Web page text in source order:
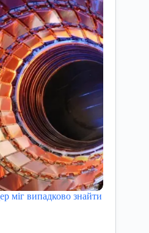
міг випадково знайти